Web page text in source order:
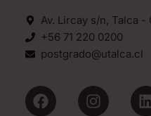
Av. Lircay s/n, Talca -
+56 71 220 0200
postgrado@utalca.cl